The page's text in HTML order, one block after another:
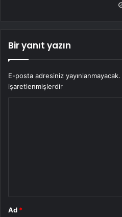
Bir yanıt yazın
E-posta adresiniz yayınlanmayacak.
işaretlenmişlerdir
Ad *